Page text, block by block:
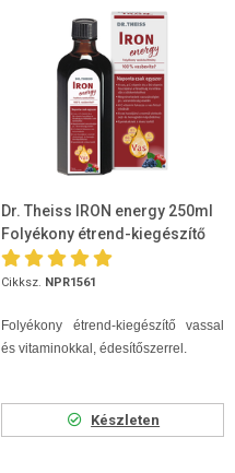
Dr. Theiss IRON energy 250ml
Folyékony étrend-kiegészítő
Cikksz. NPR1561
Folyékony étrend-kiegészítő vassal
és vitaminokkal, édesítőszerrel.
Készleten